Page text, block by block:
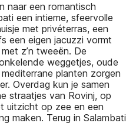
naar een romantisch
een intieme, sfeervolle
met privéterras, een
een eigen jacuzzi vormt
z’n tweeën. De
weggetjes, oude
planten zorgen
Overdag kun je samen
straatjes van Rovinj, op
uitzicht op zee en een
maken. Terug in Salambati